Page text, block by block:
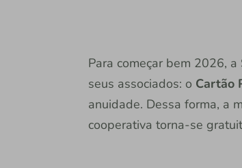
Para começar bem 2026,
seus associados: o Cartão
anuidade. Dessa forma, a
cooperativa torna-se